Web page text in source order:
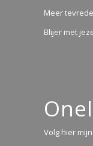
Meer
Blijer met
Volg hier